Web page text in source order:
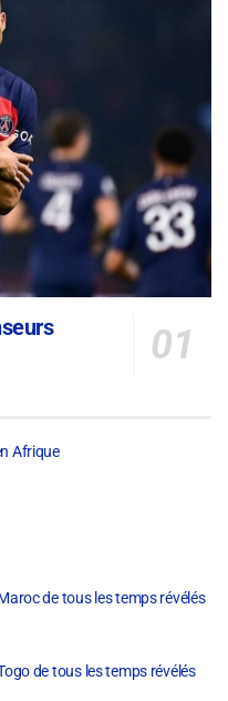
Afrique
de tous les temps révélés
de tous les temps révélés